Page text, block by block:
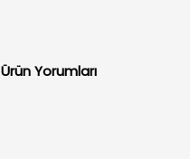
Ürün Yorumları